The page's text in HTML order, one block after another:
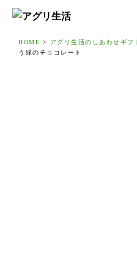
HOME > アグリ生活のしあわせギフ
う緑のチョコレート